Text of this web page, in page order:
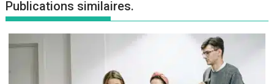
Publications similaires.